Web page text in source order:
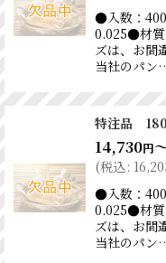
●入数：
0.025●材質
ズは、お間
当社のパン
特注品
14,730円
(税込:
●入数：
0.025●材質
ズは、お間
当社のパン